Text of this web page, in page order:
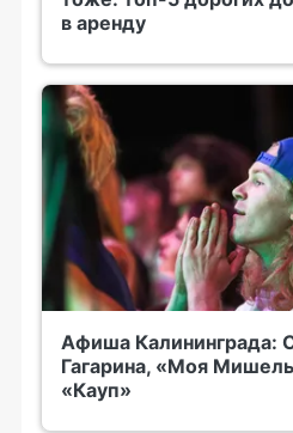
в аренду
Афиша Калининграда:
Гагарина, «Моя
«Кауп»